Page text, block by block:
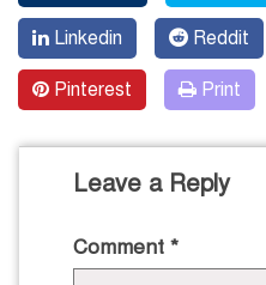
Linkedin Reddit
Pinterest Print
Leave a Reply
Comment *